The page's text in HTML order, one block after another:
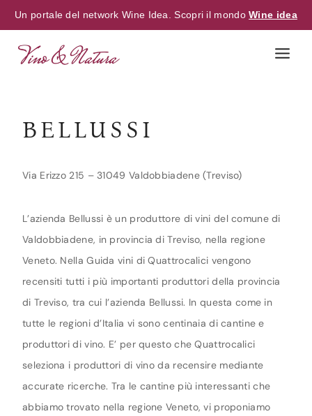
Un portale del network Wine Idea. Scopri il mondoWine idea
BELLUSSI
Via Erizzo 215 – 31049 Valdobbiadene (Treviso)
L’azienda Bellussi è un produttore di vini del comune di
Valdobbiadene, in provincia di Treviso, nella regione
Veneto. Nella Guida vini di Quattrocalici vengono
recensiti tutti i più importanti produttori della provincia
di Treviso, tra cui l’azienda Bellussi. In questa come in
tutte le regioni d’Italia vi sono centinaia di cantine e
produttori di vino. E’ per questo che Quattrocalici
seleziona i produttori di vino da recensire mediante
accurate ricerche. Tra le cantine più interessanti che
abbiamo trovato nella regione Veneto, vi proponiamo